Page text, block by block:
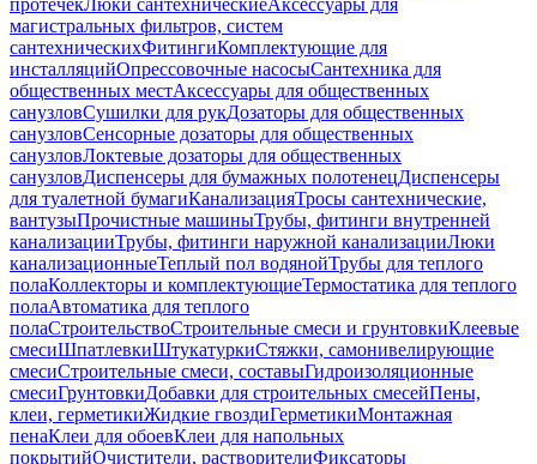
протечекЛюки сантехническиеАксессуары для
магистральных фильтров, систем
сантехническихФитингиКомплектующие для
инсталляцийОпрессовочные насосыСантехника для
общественных местАксессуары для общественных
санузловСушилки для рукДозаторы для общественных
санузловСенсорные дозаторы для общественных
санузловЛоктевые дозаторы для общественных
санузловДиспенсеры для бумажных полотенецДиспенсеры
для туалетной бумагиКанализацияТросы сантехнические,
вантузыПрочистные машиныТрубы, фитинги внутренней
канализацииТрубы, фитинги наружной канализацииЛюки
канализационныеТеплый пол водянойТрубы для теплого
полаКоллекторы и комплектующиеТермостатика для теплого
полаАвтоматика для теплого
полаСтроительствоСтроительные смеси и грунтовкиКлеевые
смесиШпатлевкиШтукатуркиСтяжки, самонивелирующие
смесиСтроительные смеси, составыГидроизоляционные
смесиГрунтовкиДобавки для строительных смесейПены,
клеи, герметикиЖидкие гвоздиГерметикиМонтажная
пенаКлеи для обоевКлеи для напольных
покрытийОчистители, растворителиФиксаторы